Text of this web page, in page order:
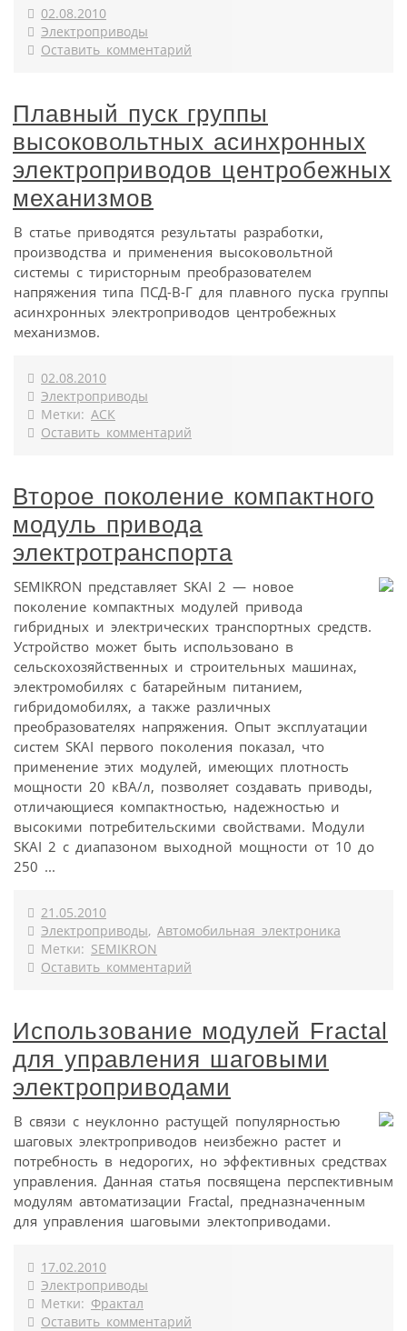
02.08.2010
Электроприводы
Оставить комментарий
Плавный пуск группы
высоковольтных асинхронных
электроприводов центробежных
механизмов
В статье приводятся результаты разработки,
производства и применения высоковольтной
системы с тиристорным преобразователем
напряжения типа ПCД-В-Г для плавного пуска группы
асинхронных электроприводов центробежных
механизмов.
02.08.2010
Электроприводы
Метки: АСК
Оставить комментарий
Второе поколение компактного
модуль привода
электротранспорта
SEMIKRON представляет SKAI 2 — новое
поколение компактных модулей привода
гибридных и электрических транспортных средств.
Устройство может быть использовано в
сельскохозяйственных и строительных машинах,
электромобилях с батарейным питанием,
гибридомобилях, а также различных
преобразователях напряжения. Опыт эксплуатации
систем SKAI первого поколения показал, что
применение этих модулей, имеющих плотность
мощности 20 кВА/л, позволяет создавать приводы,
отличающиеся компактностью, надежностью и
высокими потребительскими свойствами. Модули
SKAI 2 с диапазоном выходной мощности от 10 до
250 ...
21.05.2010
Электроприводы, Автомобильная электроника
Метки: SEMIKRON
Оставить комментарий
Использование модулей Fractal
для управления шаговыми
электроприводами
В связи с неуклонно растущей популярностью
шаговых электроприводов неизбежно растет и
потребность в недорогих, но эффективных средствах
управления. Данная статья посвящена перспективным
модулям автоматизации Fractal, предназначенным
для управления шаговыми электоприводами.
17.02.2010
Электроприводы
Метки: Фрактал
Оставить комментарий